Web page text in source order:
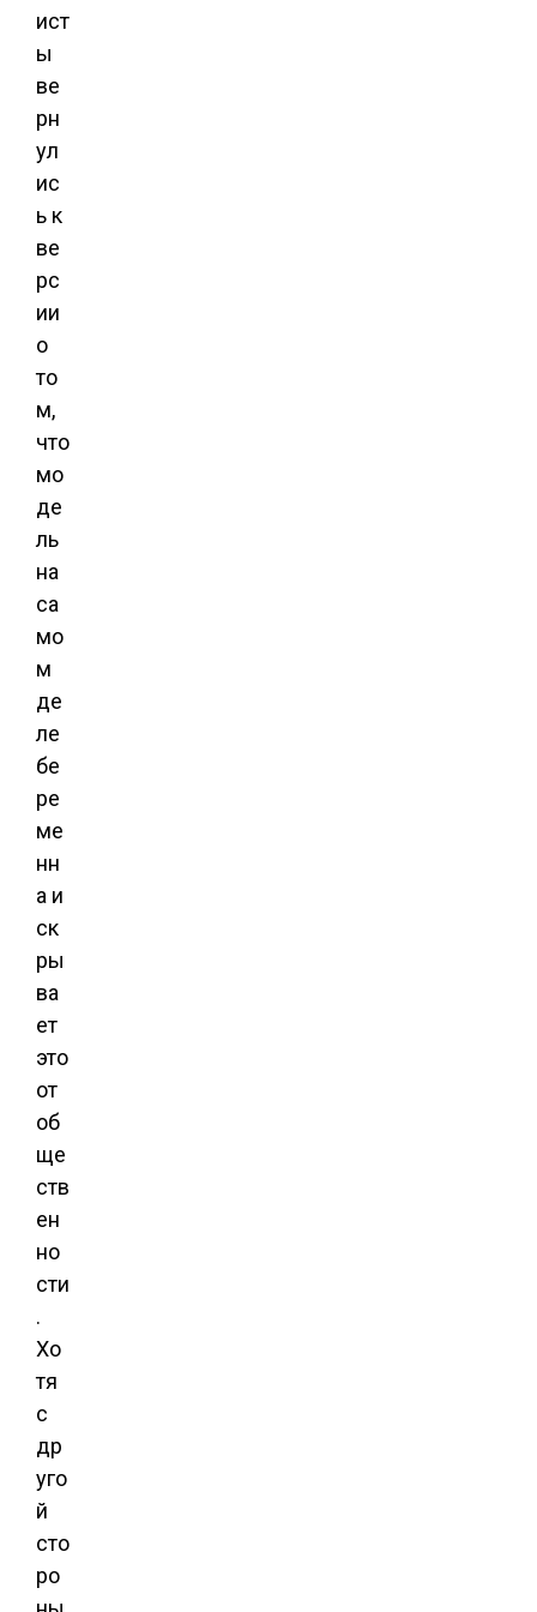
ист
ы
ве
рн
ул
ис
ь к
ве
рс
ии
о
то
м,
что
мо
де
ль
на
са
мо
м
де
ле
бе
ре
ме
нн
а и
ск
ры
ва
ет
это
от
об
ще
ств
ен
но
сти
.
Хо
тя
с
др
уго
й
сто
ро